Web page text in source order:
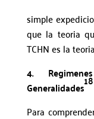
simple
que la teoria
TCHN es la
4.
Generalidades18
Para